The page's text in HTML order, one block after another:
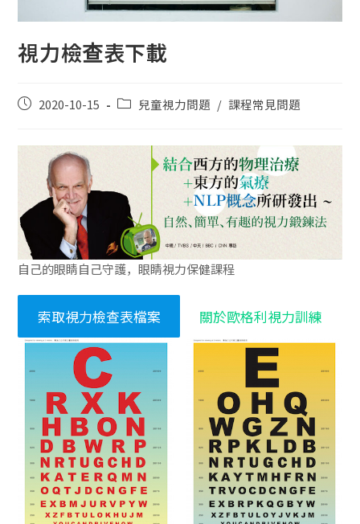
視力檢查表下載
2020-10-15 兒童視力問題 / 課程常見問題
自己的眼睛自己守護，眼睛視力保健課程
索取視力檢查表檔案 關於歐格利視力訓練